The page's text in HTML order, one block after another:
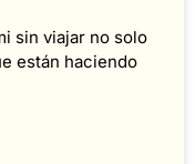
sin viajar no solo
están haciendo